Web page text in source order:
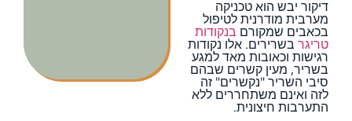
דיקור יבש הוא טכניקה
מערבית מודרנית לטיפול
בכאבים שמקורם בנקודות
טריגר בשרירים. אלו נקודות
רגישות וכאובות מאד למגע
בשריר, מעין קשרים שבהם
סיבי השריר "נקשרים" זה
לזה ואינם משתחררים ללא
התערבות חיצונית.